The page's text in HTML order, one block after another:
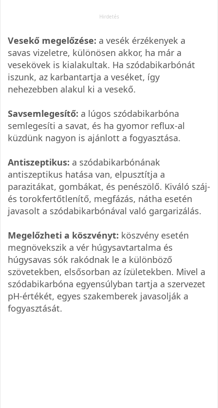
Vesekő megelőzése: a vesék érzékenyek a
savas vizeletre, különösen akkor, ha már a
vesekövek is kialakultak. Ha szódabikarbónát
iszunk, az karbantartja a veséket, így
nehezebben alakul ki a vesekő.
Savsemlegesítő: a lúgos szódabikarbóna
semlegesíti a savat, és ha gyomor reflux-al
küzdünk nagyon is ajánlott a fogyasztása.
Antiszeptikus: a szódabikarbónának
antiszeptikus hatása van, elpusztítja a
parazitákat, gombákat, és penészölő. Kiváló száj-
és torokfertőtlenítő, megfázás, nátha esetén
javasolt a szódabikarbónával való gargarizálás.
Megelőzheti a köszvényt: köszvény esetén
megnövekszik a vér húgysavtartalma és
húgysavas sók rakódnak le a különböző
szövetekben, elsősorban az ízületekben. Mivel a
szódabikarbóna egyensúlyban tartja a szervezet
pH-értékét, egyes szakemberek javasolják a
fogyasztását.